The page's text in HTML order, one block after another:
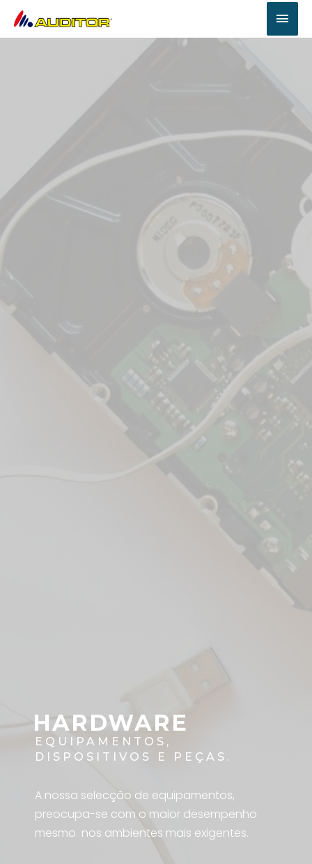
HARDWARE
EQUIPAMENTOS,
DISPOSITIVOS E PEÇAS.
A nossa selecção de equipamentos,
preocupa-se com o maior desempenho
mesmo nos ambientes mais exigentes.